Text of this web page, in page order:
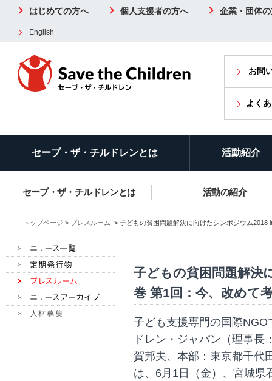
はじめての方へ 個人支援者の方へ 企業・団体
English
お問
よく
セーブ・ザ・チルドレンとは 活動紹介
セーブ・ザ・チルドレンとは 活動の紹介
トップページ > プレスルーム > 子どもの貧困問題解決に向けたシンポジウム
子どもの貧困問題解決
巻 第1回：今、改めて
子ども支援専門の国際
ドレン・ジャパン（理事
賀邦夫、本部：東京都千代
は、6月1日（金）、宮城県